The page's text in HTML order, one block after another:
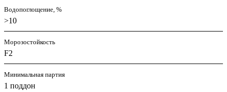
Водопоглощение, %
>10
Морозостойкость
F2
Минимальная партия
1 поддон